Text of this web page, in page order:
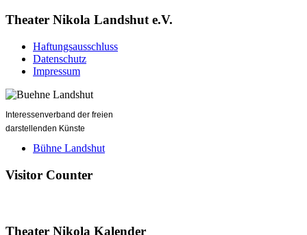
Theater Nikola Landshut e.V.
Haftungsausschluss
Datenschutz
Impressum
Interessenverband der freien
darstellenden Künste
Bühne Landshut
Visitor Counter
Theater Nikola Kalender